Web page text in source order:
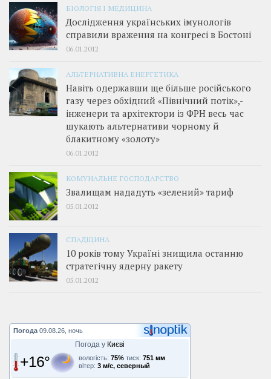
БІОЛОГІЯ І МЕДИЦИНА
Дослідження українських імунологів
справили враження на конгресі в Бостоні
06.01.2012
АЛЬТЕРНАТИВНА ЕНЕРГЕТИКА
Навіть одержавши ще більше російського
газу через обхідний «Північний потік»,­
інженери та архітектори із ФРН весь час
шукають альтернативи чорному й
блакитному «золоту»
06.01.2012
КОМУНАЛЬНЕ ГОСПОДАРСТВО
Звалищам нададуть «зелений» тариф
05.01.2012
СПАДЩИНА
10 років тому Україні знищила останню
стратегічну ядерну ракету
05.01.2012
Погода 09.08.26, ночь
Погода у Києві
+16° вологість: 75% тиск: 751 мм
вітер: 3 м/с, северный